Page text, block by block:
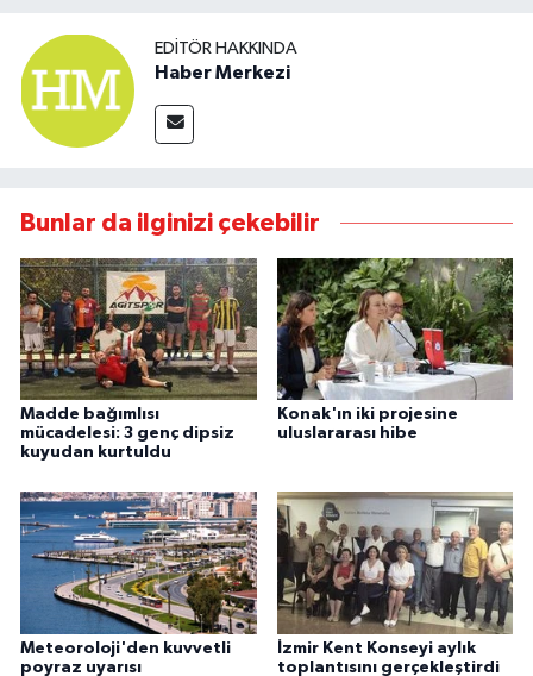
EDITÖR HAKKINDA
Haber Merkezi
Bunlar da ilginizi çekebilir
Madde bağımlısı
mücadelesi: 3 genç dipsiz
kuyudan kurtuldu
Konak'ın iki projesine
uluslararası hibe
Meteoroloji'den kuvvetli
poyraz uyarısı
İzmir Kent Konseyi aylık
toplantısını gerçekleştirdi